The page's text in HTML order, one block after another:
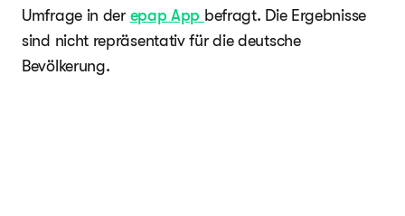
Umfrage in der epap App befragt. Die Ergebnisse
sind nicht repräsentativ für die deutsche
Bevölkerung.